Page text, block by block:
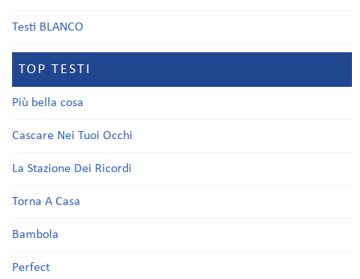
Testi BLANCO
TOP TESTI
Più bella cosa
Cascare Nei Tuoi Occhi
La Stazione Dei Ricordi
Torna A Casa
Bambola
Perfect